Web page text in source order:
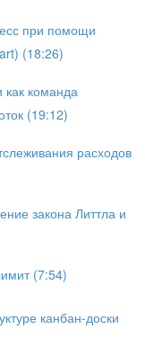
при помощи
(18:26)
команда
(19:12)
расходов
закона Литтла и
(7:54)
канбан-доски